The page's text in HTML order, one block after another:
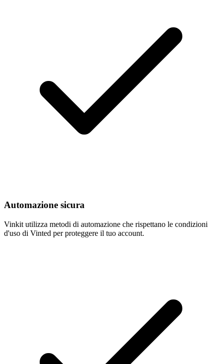
Automazione sicura
Vinkit utilizza metodi di automazione che rispettano le condizioni
d'uso di Vinted per proteggere il tuo account.